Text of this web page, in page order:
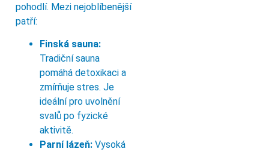
pohodlí. Mezi nejoblíbenější
patří:
Finská sauna:
Tradiční sauna
pomáhá detoxikaci a
zmírňuje stres. Je
ideální pro uvolnění
svalů po fyzické
aktivitě.
Parní lázeň: Vysoká